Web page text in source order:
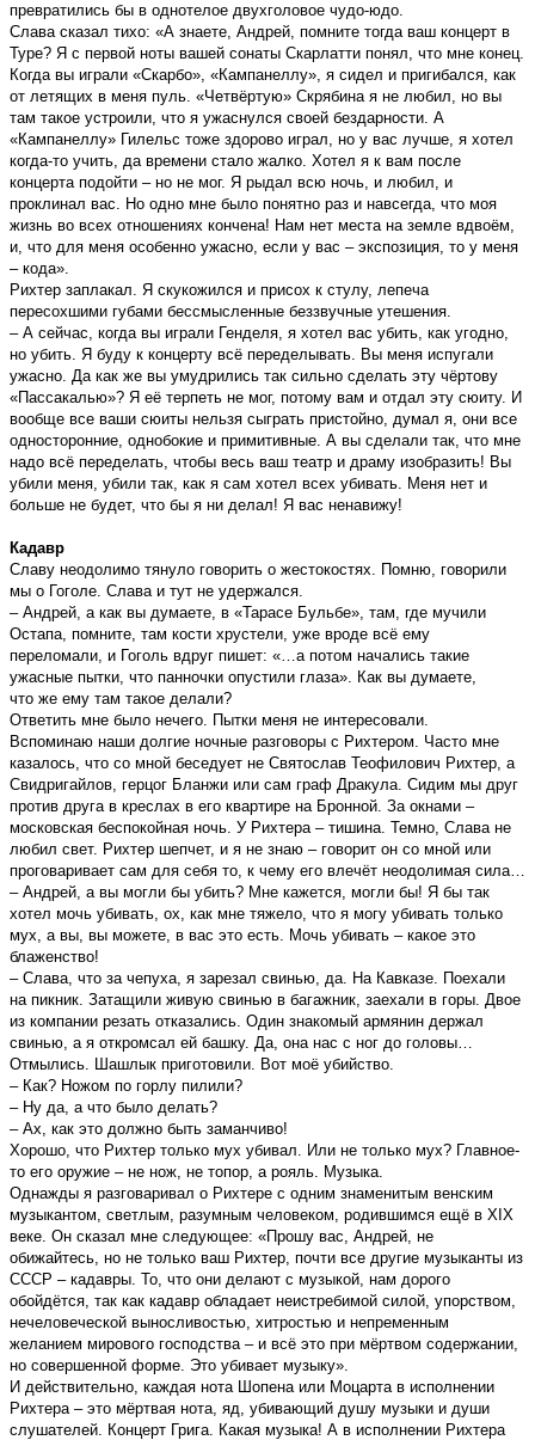
превратились бы в однотелое двухголовое чудо-юдо.
Слава сказал тихо: «А знаете, Андрей, помните тогда ваш концерт в
Туре? Я с первой ноты вашей сонаты Скарлатти понял, что мне конец.
Когда вы играли «Скарбо», «Кампанеллу», я сидел и пригибался, как
от летящих в меня пуль. «Четвёртую» Скрябина я не любил, но вы
там такое устроили, что я ужаснулся своей бездарности. А
«Кампанеллу» Гилельс тоже здорово играл, но у вас лучше, я хотел
когда-то учить, да времени стало жалко. Хотел я к вам после
концерта подойти – но не мог. Я рыдал всю ночь, и любил, и
проклинал вас. Но одно мне было понятно раз и навсегда, что моя
жизнь во всех отношениях кончена! Нам нет места на земле вдвоём,
и, что для меня особенно ужасно, если у вас – экспозиция, то у меня
– кода».
Рихтер заплакал. Я скукожился и присох к стулу, лепеча
перeсохшими губами бессмысленныe беззвучные утешения.
– А сейчас, когда вы играли Генделя, я хотел вас убить, как угодно,
но убить. Я буду к концерту всё переделывать. Вы меня испугали
ужасно. Да как же вы умудрились так сильно сделать эту чёртову
«Пассакалью»? Я её терпеть не мог, потому вам и отдал эту сюиту. И
вообще все ваши сюиты нельзя сыграть пристойно, думал я, они все
односторонние, однобокие и примитивные. А вы сделали так, что мне
надо всё переделать, чтобы весь ваш театр и драму изобразить! Вы
убили меня, убили так, как я сам хотел всех убивать. Меня нет и
больше не будет, что бы я ни делал! Я вас ненавижу!
Кадавр
Славу неодолимо тянуло говорить о жестокостях. Помню, говорили
мы о Гоголе. Слава и тут не удержался.
– Андрей, а как вы думаете, в «Тарасе Бульбе», там, где мучили
Остапа, помните, там кости хрустели, уже вроде всё ему
переломали, и Гоголь вдруг пишет: «…а потом начались такие
ужасные пытки, что панночки опустили глаза». Как вы думаете,
что же ему там такое делали?
Ответить мне было нечего. Пытки меня не интересовали.
Вспоминаю наши долгие ночные разговоры с Рихтером. Часто мне
казалось, что со мной беседует не Святослав Теофилович Рихтер, а
Свидригайлов, герцог Бланжи или сам граф Дракула. Сидим мы друг
против друга в креслах в его квартире на Бронной. За окнами –
московская беспокойная ночь. У Рихтера – тишина. Темно, Слава не
любил свет. Рихтер шепчет, и я не знаю – говорит он со мной или
проговаривает сам для себя то, к чему его влечёт неодолимая сила…
– Андрей, а вы могли бы убить? Мне кажется, могли бы! Я бы так
хотел мочь убивать, ох, как мне тяжело, что я могу убивать только
мух, а вы, вы можете, в вас это есть. Мочь убивать – какое это
блаженство!
– Слава, что за чепуха, я зарезал свинью, да. На Кавказе. Поехали
на пикник. Затащили живую свинью в багажник, заехали в горы. Двое
из компании резать отказались. Один знакомый армянин держал
свинью, а я откромсал ей башку. Да, она нас с ног до головы…
Отмылись. Шашлык приготовили. Вот моё убийство.
– Как? Ножом по горлу пилили?
– Ну да, а что было делать?
– Ах, как это должно быть заманчиво!
Хорошо, что Рихтер только мух убивал. Или не только мух? Главное-
то его оружие – не нож, не топор, а рояль. Музыка.
Однажды я разговаривал о Рихтере с одним знаменитым венским
музыкантом, светлым, разумным человеком, родившимся ещё в XIX
веке. Он сказал мне следующее: «Прошу вас, Андрей, не
обижайтесь, но не только ваш Рихтер, почти все другие музыканты из
ССCР – кадавры. То, что они делают с музыкой, нам дорого
обойдётся, так как кадавр обладает неистребимой силой, упорством,
нечеловеческой выносливостью, хитростью и непременным
желанием мирового господства – и всё это при мёpтвом содержании,
но совершенной форме. Это убивает музыку».
И действительно, каждая нота Шопена или Моцарта в исполнении
Рихтера – это мёртвая нота, яд, убивающий душу музыки и души
слушателей. Концерт Грига. Какая музыка! А в исполнении Рихтера